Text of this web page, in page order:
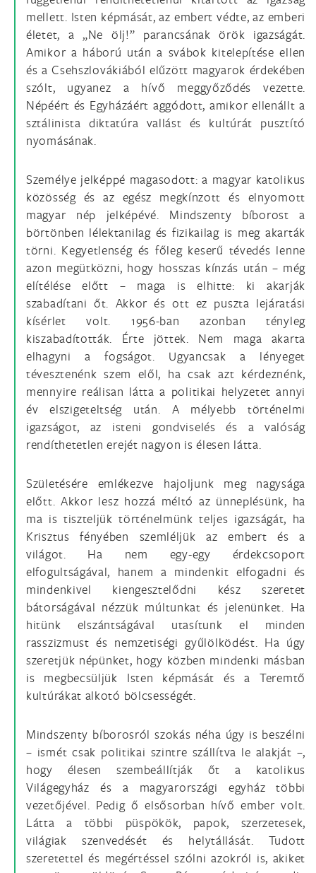
mellett. Isten képmását, az embert védte, az emberi
életet, a „Ne ölj!” parancsának örök igazságát.
Amikor a háború után a svábok kitelepítése ellen
és a Csehszlovákiából elűzött magyarok érdekében
szólt, ugyanez a hívő meggyőződés vezette.
Népéért és Egyházáért aggódott, amikor ellenállt a
sztálinista diktatúra vallást és kultúrát pusztító
nyomásának.
Személye jelképpé magasodott: a magyar katolikus
közösség és az egész megkínzott és elnyomott
magyar nép jelképévé. Mindszenty bíborost a
börtönben lélektanilag és fizikailag is meg akarták
törni. Kegyetlenség és főleg keserű tévedés lenne
azon megütközni, hogy hosszas kínzás után – még
elítélése előtt – maga is elhitte: ki akarják
szabadítani őt. Akkor és ott ez puszta lejáratási
kísérlet volt. 1956-ban azonban tényleg
kiszabadították. Érte jöttek. Nem maga akarta
elhagyni a fogságot. Ugyancsak a lényeget
tévesztenénk szem elől, ha csak azt kérdeznénk,
mennyire reálisan látta a politikai helyzetet annyi
év elszigeteltség után. A mélyebb történelmi
igazságot, az isteni gondviselés és a valóság
rendíthetetlen erejét nagyon is élesen látta.
Születésére emlékezve hajoljunk meg nagysága
előtt. Akkor lesz hozzá méltó az ünneplésünk, ha
ma is tiszteljük történelmünk teljes igazságát, ha
Krisztus fényében szemléljük az embert és a
világot. Ha nem egy-egy érdekcsoport
elfogultságával, hanem a mindenkit elfogadni és
mindenkivel kiengesztelődni kész szeretet
bátorságával nézzük múltunkat és jelenünket. Ha
hitünk elszántságával utasítunk el minden
rasszizmust és nemzetiségi gyűlölködést. Ha úgy
szeretjük népünket, hogy közben mindenki másban
is megbecsüljük Isten képmását és a Teremtő
kultúrákat alkotó bölcsességét.
Mindszenty bíborosról szokás néha úgy is beszélni
– ismét csak politikai szintre szállítva le alakját –,
hogy élesen szembeállítják őt a katolikus
Világegyház és a magyarországi egyház többi
vezetőjével. Pedig ő elsősorban hívő ember volt.
Látta a többi püspökök, papok, szerzetesek,
világiak szenvedését és helytállását. Tudott
szeretettel és megértéssel szólni azokról is, akiket